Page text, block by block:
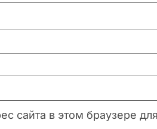
сайта в этом браузере